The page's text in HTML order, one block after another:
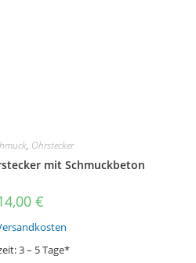
, Ohrstecker
mit Schmuckbeton
€
3 – 5 Tage*